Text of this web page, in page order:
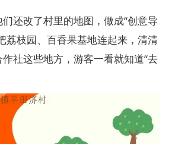
还改了村里的地图，做成“创意导
荔枝园、百香果基地连起来，清清
社这些地方，游客一看就知道“去